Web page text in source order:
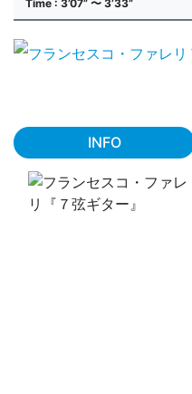
Time : 3’07” 〜 3’33”
INFO